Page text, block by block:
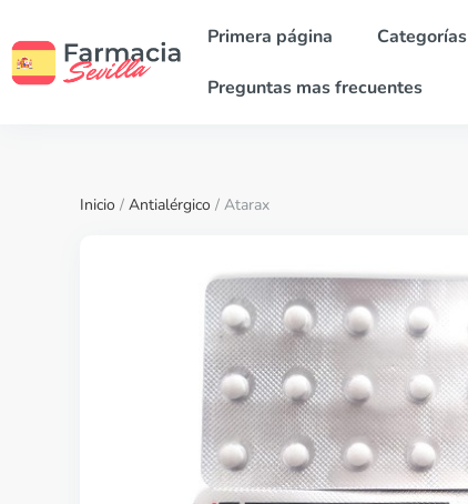
Primera página Categorías
Preguntas mas frecuentes
Inicio / Antialérgico / Atarax